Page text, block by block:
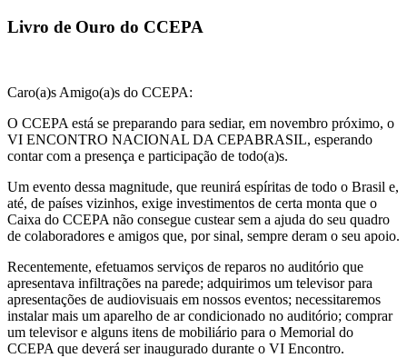
Livro de Ouro do CCEPA
Caro(a)s Amigo(a)s do CCEPA:
O CCEPA está se preparando para sediar, em novembro próximo, o
VI ENCONTRO NACIONAL DA CEPABRASIL, esperando
contar com a presença e participação de todo(a)s.
Um evento dessa magnitude, que reunirá espíritas de todo o Brasil e,
até, de países vizinhos, exige investimentos de certa monta que o
Caixa do CCEPA não consegue custear sem a ajuda do seu quadro
de colaboradores e amigos que, por sinal, sempre deram o seu apoio.
Recentemente, efetuamos serviços de reparos no auditório que
apresentava infiltrações na parede; adquirimos um televisor para
apresentações de audiovisuais em nossos eventos; necessitaremos
instalar mais um aparelho de ar condicionado no auditório; comprar
um televisor e alguns itens de mobiliário para o Memorial do
CCEPA que deverá ser inaugurado durante o VI Encontro.